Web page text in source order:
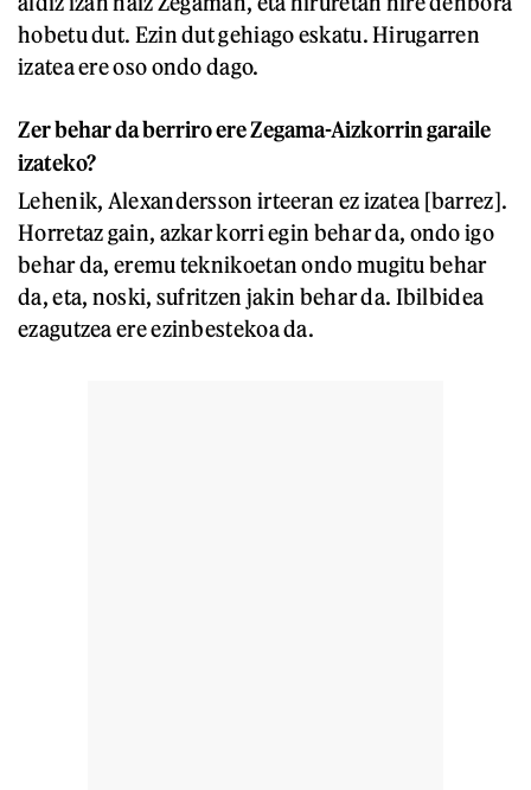
hobetu dut. Ezin dut gehiago eskatu. Hirugarren
izatea ere oso ondo dago.
Zer behar da berriro ere Zegama-Aizkorrin garaile
izateko?
Lehenik, Alexandersson irteeran ez izatea [barrez].
Horretaz gain, azkar korri egin behar da, ondo igo
behar da, eremu teknikoetan ondo mugitu behar
da, eta, noski, sufritzen jakin behar da. Ibilbidea
ezagutzea ere ezinbestekoa da.